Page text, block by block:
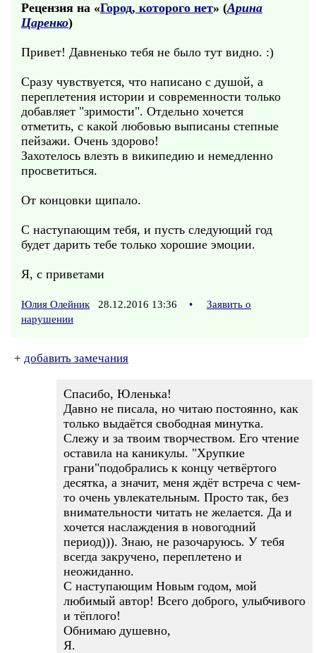
Рецензия на «Город, которого нет» (Арина
Царенко)
Привет! Давненько тебя не было тут видно. :)
Сразу чувствуется, что написано с душой, а
переплетения истории и современности только
добавляет "зримости". Отдельно хочется
отметить, с какой любовью выписаны степные
пейзажи. Очень здорово!
Захотелось влезть в википедию и немедленно
просветиться.
От концовки щипало.
С наступающим тебя, и пусть следующий год
будет дарить тебе только хорошие эмоции.
Я, с приветами
Юлия Олейник 28.12.2016 13:36 •
Заявить о
нарушении
+ добавить замечания
Спасибо, Юленька!
Давно не писала, но читаю постоянно, как
только выдаётся свободная минутка.
Слежу и за твоим творчеством. Его чтение
оставила на каникулы. "Хрупкие
грани"подобрались к концу четвёртого
десятка, а значит, меня ждёт встреча с чем-
то очень увлекательным. Просто так, без
внимательности читать не желается. Да и
хочется наслаждения в новогодний
период))). Знаю, не разочаруюсь. У тебя
всегда закручено, переплетено и
неожиданно.
С наступающим Новым годом, мой
любимый автор! Всего доброго, улыбчивого
и тёплого!
Обнимаю душевно,
Я.